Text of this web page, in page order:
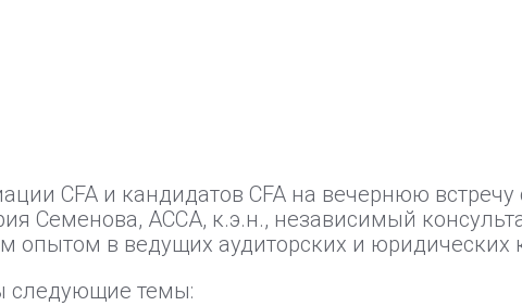
CFA и кандидатов CFA на вечернюю
Семенова, ACCA, к.э.н., независимый
опытом в ведущих аудиторских и юридических
следующие темы: